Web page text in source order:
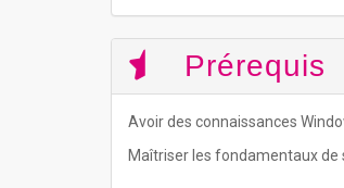
Prérequis
Avoir des connaissances
Maîtriser les fondamentaux de